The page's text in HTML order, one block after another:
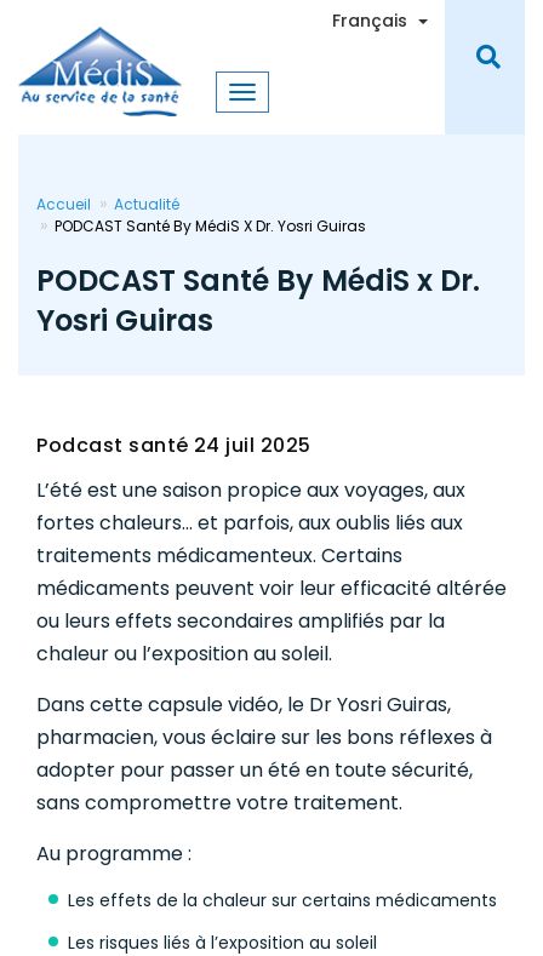
contenu
principal
Français Toggle
Accueil
Actualité
PODCAST Santé By MédiS X Dr. Yosri Guiras
PODCAST Santé By MédiS x Dr.
Yosri Guiras
Podcast santé 24 juil 2025
L’été est une saison propice aux voyages, aux
fortes chaleurs… et parfois, aux oublis liés aux
traitements médicamenteux. Certains
médicaments peuvent voir leur efficacité altérée
ou leurs effets secondaires amplifiés par la
chaleur ou l’exposition au soleil.
Dans cette capsule vidéo, le Dr Yosri Guiras,
pharmacien, vous éclaire sur les bons réflexes à
adopter pour passer un été en toute sécurité,
sans compromettre votre traitement.
Au programme :
Les effets de la chaleur sur certains médicaments
Les risques liés à l’exposition au soleil